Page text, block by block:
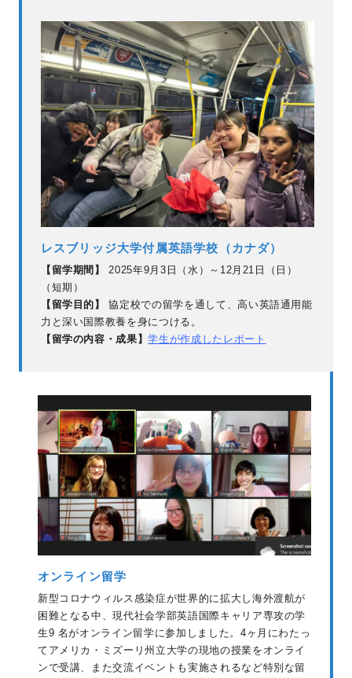
レスブリッジ大学付属英語学校（カナダ）
【留学期間】
2025年9月3日（水）～12月21日（日）
（短期）
【留学目的】
協定校での留学を通して、高い英語通用能
力と深い国際教養を身につける。
【留学の内容・成果】学生が作成したレポート
オンライン留学
新型コロナウィルス感染症が世界的に拡大し海外渡航が
困難となる中、現代社会学部英語国際キャリア専攻の学
生9 名がオンライン留学に参加しました。4ヶ月にわたっ
てアメリカ・ミズーリ州立大学の現地の授業をオンライ
ンで受講、また交流イベントも実施されるなど特別な留